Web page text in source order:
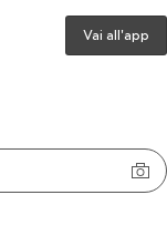
Vai all'app